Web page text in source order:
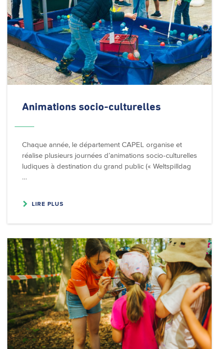
Animations socio-culturelles
Chaque année, le département CAPEL organise et
réalise plusieurs journées d’animations socio-culturelles
ludiques à destination du grand public (« Weltspilldag
…
LIRE PLUS